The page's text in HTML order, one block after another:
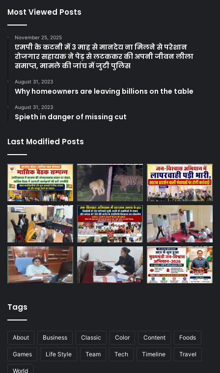
Most Viewed Posts
November 25, 2025
एमपी के कटनी में 3 माह से मानदेय ना मिलने से परेशान
रोजगार सहायक ने पेड़ से लटककर की अपनी जीवन लीला
समाप्त, मामले की जांच में जुटी पुलिस
August 31, 2023
Why homeowners are leaving billions on the table
August 31, 2023
Spieth in danger of missing cut
Last Modified Posts
Tags
About Business Classic Color Content Foods
Games Life Style Team Tech Timeline Travel
World